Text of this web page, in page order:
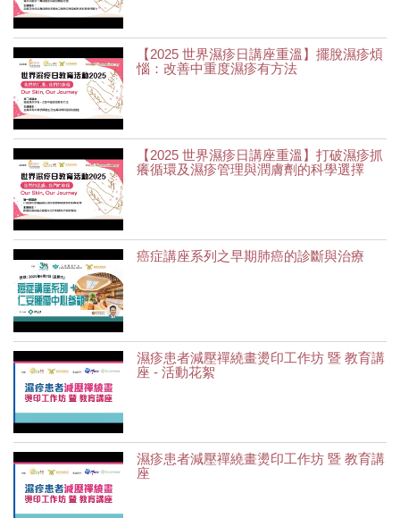
【2025 世界濕疹日講座重溫】擺脫濕疹煩
惱：改善中重度濕疹有方法
【2025 世界濕疹日講座重溫】打破濕疹抓
癢循環及濕疹管理與潤膚劑的科學選擇
癌症講座系列之早期肺癌的診斷與治療
濕疹患者減壓禪繞畫燙印工作坊 暨 教育講
座 - 活動花絮
濕疹患者減壓禪繞畫燙印工作坊 暨 教育講
座